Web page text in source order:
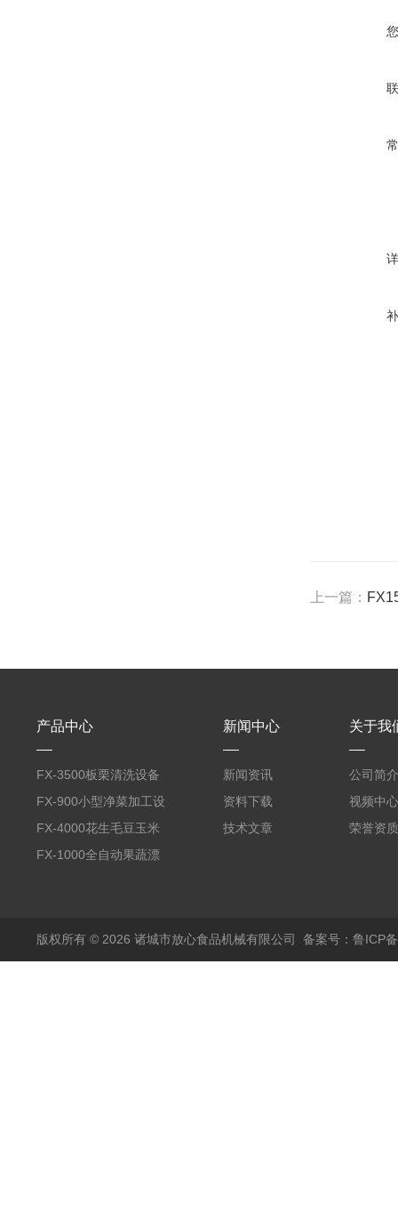
上一篇：
产品中心
FX-3500板栗清洗设备
全自动气泡清洗机
FX-900小型净菜加工设
备野菜清洗机
FX-4000花生毛豆玉米
蒸煮漂烫机
FX-1000全自动果蔬漂
新闻中心
新闻资讯
资料下载
技术文章
关于我
公司简介
视频中心
荣誉资质
版权所有 © 2026 诸城市放心食品机械有限公司 备案号：鲁ICP